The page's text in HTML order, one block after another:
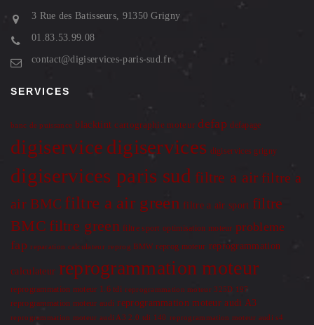
3 Rue des Batisseurs, 91350 Grigny
01.83.53.99.08
contact@digiservices-paris-sud.fr
SERVICES
banc de puissance blacktint cartographie moteur defap defapage
digiservice digiservices digiservices grigny
digiservices paris sud filtre a air filtre a
air BMC filtre a air green filtre a air sport filtre
BMC filtre green filtre sport optimisation moteur probleme
fap reparation calculateur reprog BMW reprog moteur reprogrammation
calculateur reprogrammation moteur
reprogrammation moteur 1.6 tdi reprogrammation moteur 325D 197
reprogrammation moteur audi reprogrammation moteur audi A3
reprogrammation moteur audi A3 2.0 tdi 140 reprogrammation moteur audi s4